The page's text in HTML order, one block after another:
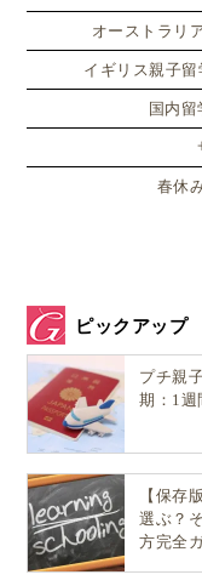
オーストラリ
イギリス親子留
国内留
春休
ピックアップ
プチ親
期：1週
【保存
選ぶ？
方完全